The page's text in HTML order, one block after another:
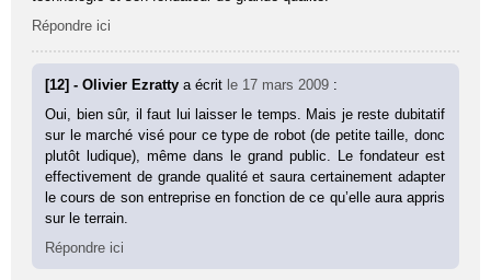
Répondre ici
[12] - Olivier Ezrattya écrit le 17 mars 2009 :
Oui, bien sûr, il faut lui laisser le temps. Mais je reste dubitatif
sur le marché visé pour ce type de robot (de petite taille, donc
plutôt ludique), même dans le grand public. Le fondateur est
effectivement de grande qualité et saura certainement adapter
le cours de son entreprise en fonction de ce qu’elle aura appris
sur le terrain.
Répondre ici